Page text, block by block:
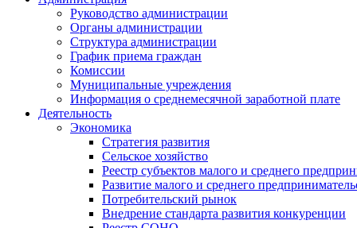
Руководство администрации
Органы администрации
Структура администрации
График приема граждан
Комиссии
Муниципальные учреждения
Информация о среднемесячной заработной плате
Деятельность
Экономика
Стратегия развития
Сельское хозяйство
Реестр субъектов малого и среднего
Развитие малого и среднего
Потребительский рынок
Внедрение стандарта развития конкуренции